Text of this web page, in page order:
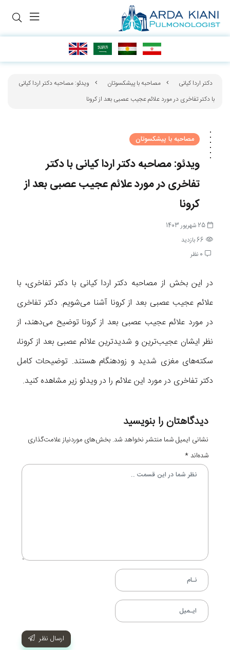
دکتر اردا کیانی مصاحبه با پیشکسوتان
ویدئو: مصاحبه دکتر اردا کیانی
با دکتر تفاخری در مورد علائم عجیب عصبی بعد از کرونا
مصاحبه با پیشکسوتان
ویدئو: مصاحبه دکتر اردا کیانی با دکتر
تفاخری در مورد علائم عجیب عصبی بعد از
کرونا
25 شهریور 1403
66 بازدید
0 نظر
در این بخش از مصاحبه دکتر اردا کیانی با دکتر تفاخری، با
علائم عجیب عصبی بعد از کرونا آشنا می‌شویم. دکتر تفاخری
در مورد علائم عجیب عصبی بعد از کرونا توضیح می‌دهند، از
نظر ایشان عجیب‌ترین و شدیدترین علائم عصبی بعد از کرونا،
سکته‌های مغزی شدید و زودهنگام هستند. توضیحات کامل
دکتر تفاخری در مورد این علائم را در ویدئو زیر مشاهده کنید.
دیدگاهتان را بنویسید
نشانی ایمیل شما منتشر نخواهد شد. بخش‌های موردنیاز علامت‌گذاری
شده‌اند*
ارسال نظر